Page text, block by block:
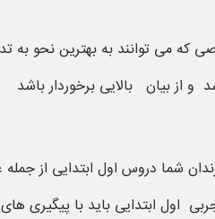
که می توانند به بهترین نحو
و از بیان بالایی برخوردار باشد
شما دروس اول ابتدایی از
اول ابتدایی باید با پیگیری